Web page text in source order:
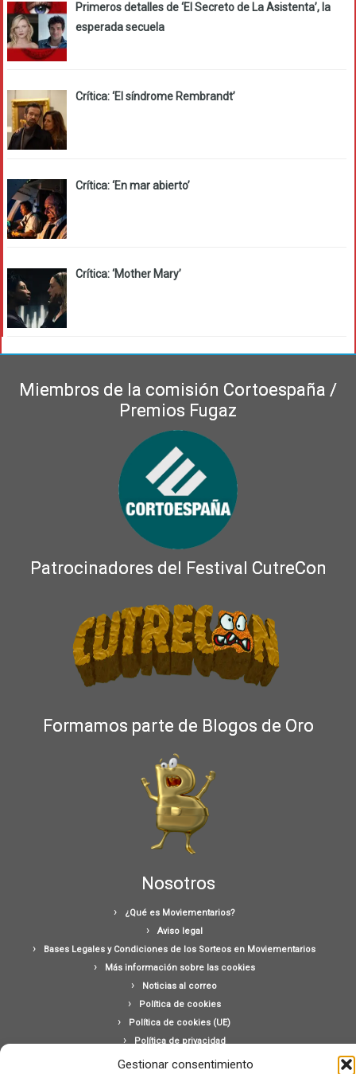
Gestionar consentimiento
Primeros detalles de ‘El Secreto de La Asistenta’, la
esperada secuela
Crítica: ‘El síndrome Rembrandt’
Crítica: ‘En mar abierto’
Crítica: ‘Mother Mary’
Miembros de la comisión Cortoespaña /
Premios Fugaz
Patrocinadores del Festival CutreCon
Formamos parte de Blogos de Oro
Nosotros
¿Qué es Moviementarios?
Aviso legal
Bases Legales y Condiciones de los Sorteos en Moviementarios
Más información sobre las cookies
Noticias al correo
Política de cookies
Política de cookies (UE)
Política de privacidad
Ponte en contacto con nosotros